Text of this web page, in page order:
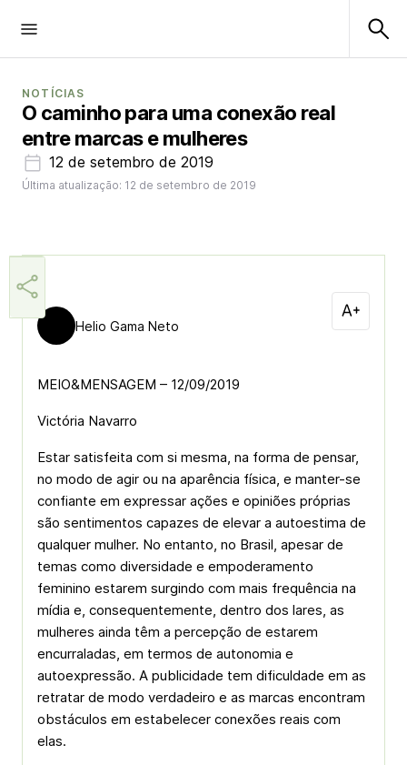
NOTÍCIAS
O caminho para uma conexão real
entre marcas e mulheres
12 de setembro de 2019
Última atualização: 12 de setembro de 2019
Helio Gama Neto
MEIO&MENSAGEM – 12/09/2019
Victória Navarro
Estar satisfeita com si mesma, na forma de pensar,
no modo de agir ou na aparência física, e manter-se
confiante em expressar ações e opiniões próprias
são sentimentos capazes de elevar a autoestima de
qualquer mulher. No entanto, no Brasil, apesar de
temas como diversidade e empoderamento
feminino estarem surgindo com mais frequência na
mídia e, consequentemente, dentro dos lares, as
mulheres ainda têm a percepção de estarem
encurraladas, em termos de autonomia e
autoexpressão. A publicidade tem dificuldade em as
retratar de modo verdadeiro e as marcas encontram
obstáculos em estabelecer conexões reais com
elas.